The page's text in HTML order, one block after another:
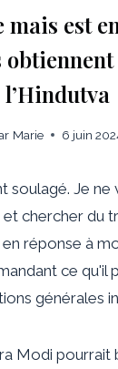
est
l’Hindutva
Marie 6 juin
soulagé. Je ne
chercher du
réponse à
ce qu'il
générales
Modi pourrait